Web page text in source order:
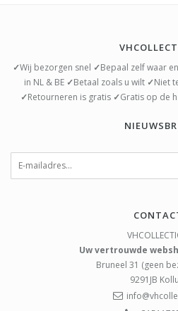
✓Wij bezorgen snel ✓Bepaal zelf waar
in NL & BE ✓Betaal zoals u wilt ✓Niet
✓Retourneren is gratis ✓Gratis op de
Uw vertrouwde
Bruneel 31 (geen
9291JB